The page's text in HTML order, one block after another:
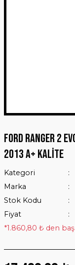
Ford Ranger 2
2013 A+ Kalite
Kategori
Marka
Stok Kodu
Fiyat
*1.860,80 ₺ den